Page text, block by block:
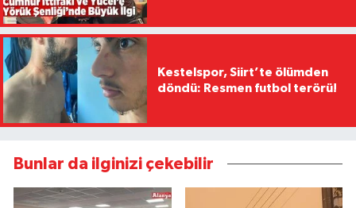
Kestelspor, Siirt’te ölümden
döndü: Resmen futbol terörü!
Bunlar da ilginizi çekebilir